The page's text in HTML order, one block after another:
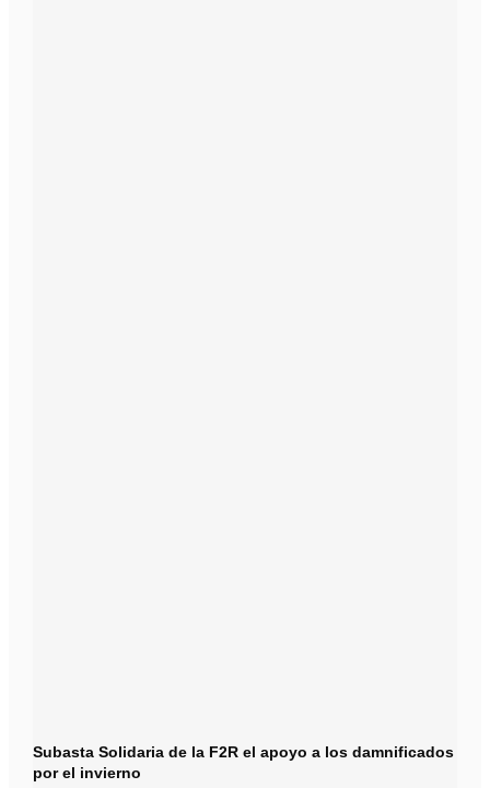
Subasta Solidaria de la F2R el apoyo a los damnificados
por el invierno